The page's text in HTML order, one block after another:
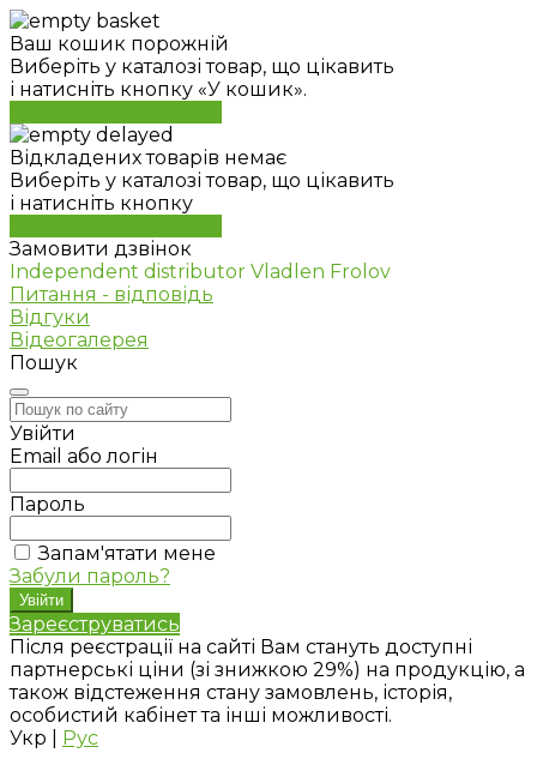
Ваш кошик порожній
Виберіть у каталозі товар, що цікавить
і натисніть кнопку «У кошик».
Відкладених товарів немає
Виберіть у каталозі товар, що цікавить
і натисніть кнопку
Замовити дзвінок
Independent distributor Vladlen Frolov
Питання - відповідь
Відгуки
Відеогалерея
Пошук
Увійти
Email або логін
Пароль
Запам'ятати мене
Забули пароль?
Зареєструватись
Після реєстрації на сайті Вам стануть доступні
партнерські ціни (зі знижкою 29%) на продукцію, а
також відстеження стану замовлень, історія,
особистий кабінет та інші можливості.
Укр
Рус